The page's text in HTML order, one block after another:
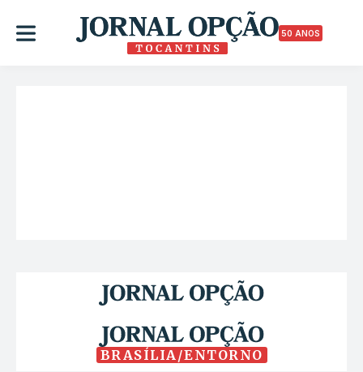
50 ANOS
BRASÍLIA/ENTORNO